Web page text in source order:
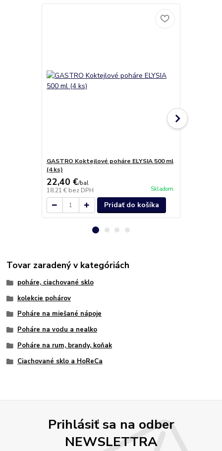
GASTRO Koktejlové poháre ELYSIA 500 ml
(4 ks)
22,40 €/bal
18,21 € bez DPH Skladom
Pridať do košíka
Tovar zaradený v kategóriách
poháre, ciachované sklo
kolekcie pohárov
Poháre na miešané nápoje
Poháre na vodu a nealko
Poháre na rum, brandy, koňak
Ciachované sklo a HoReCa
Prihlásiť sa na odber
NEWSLETTRA